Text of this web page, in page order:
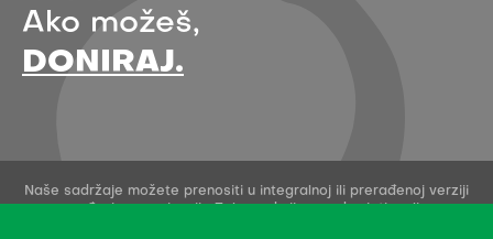
Ako možeš,
DONIRAJ.
Naše sadržaje možete prenositi u integralnoj ili prerađenoj verziji